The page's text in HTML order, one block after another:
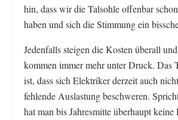
hin, dass wir die Talsohle offenbar
haben und sich die Stimmung ein
Jedenfalls steigen die Kosten überall
kommen immer mehr unter Druck. Das
ist, dass sich Elektriker derzeit auch
fehlende Auslastung beschweren.
hat man bis Jahresmitte überhaupt keine